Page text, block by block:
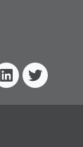
Linkedin
Twitter